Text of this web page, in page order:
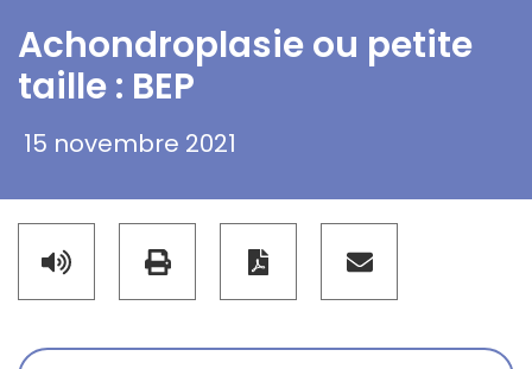
Achondroplasie ou petite
taille : BEP
15 novembre 2021